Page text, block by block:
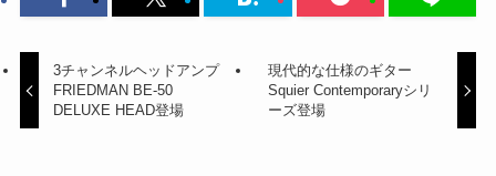
3チャンネルヘッドアンプ
FRIEDMAN BE-50
DELUXE HEAD登場
現代的な仕様のギター
Squier Contemporaryシリ
ーズ登場